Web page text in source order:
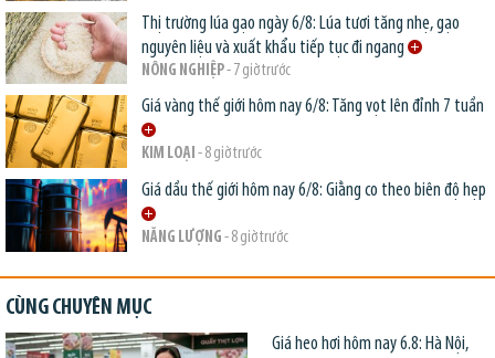
Thị trường lúa gạo ngày 6/8: Lúa tươi tăng nhẹ, gạo
nguyên liệu và xuất khẩu tiếp tục đi ngang
NÔNG NGHIỆP- 7 giờ trước
Giá vàng thế giới hôm nay 6/8: Tăng vọt lên đỉnh 7 tuần
KIM LOẠI - 8 giờ trước
Giá dầu thế giới hôm nay 6/8: Giằng co theo biên độ hẹp
NĂNG LƯỢNG - 8 giờ trước
CÙNG CHUYÊN MỤC
Giá heo hơi hôm nay 6.8: Hà Nội,